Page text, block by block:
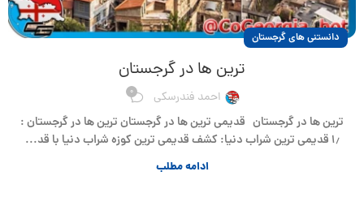
دانستنی های گرجستان
ترین ها در گرجستان
احمد فندرسکی 0
ترین ها در گرجستان قدیمی ترین ها در گرجستان ترین ها در گرجستان :
۱٫ قدیمی ترین شراب دنیا: کشف قدیمی ترین کوزه شراب دنیا با قد...
ادامه مطلب